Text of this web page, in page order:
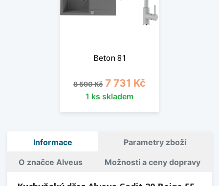
Beton 81
Běžná cena
8 590 Kč Cena
7 731 Kč
1 ks skladem
Informace Parametry zboží
O značce Alveus Možnosti a ceny dopravy